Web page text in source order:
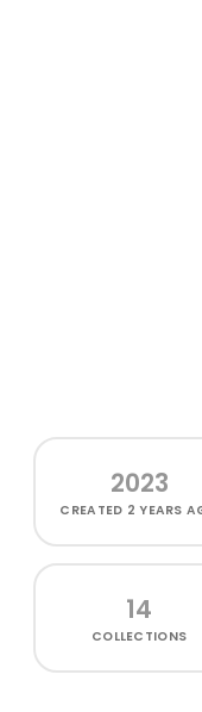
2023
CREATED 2 YEARS
14
COLLECTIONS